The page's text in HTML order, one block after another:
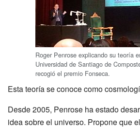
Roger Penrose explicando su teoría
Universidad de Santiago de
recogió el premio Fonseca.
Esta teoría se conoce como
Desde 2005, Penrose ha estado
idea sobre el universo. Propone que